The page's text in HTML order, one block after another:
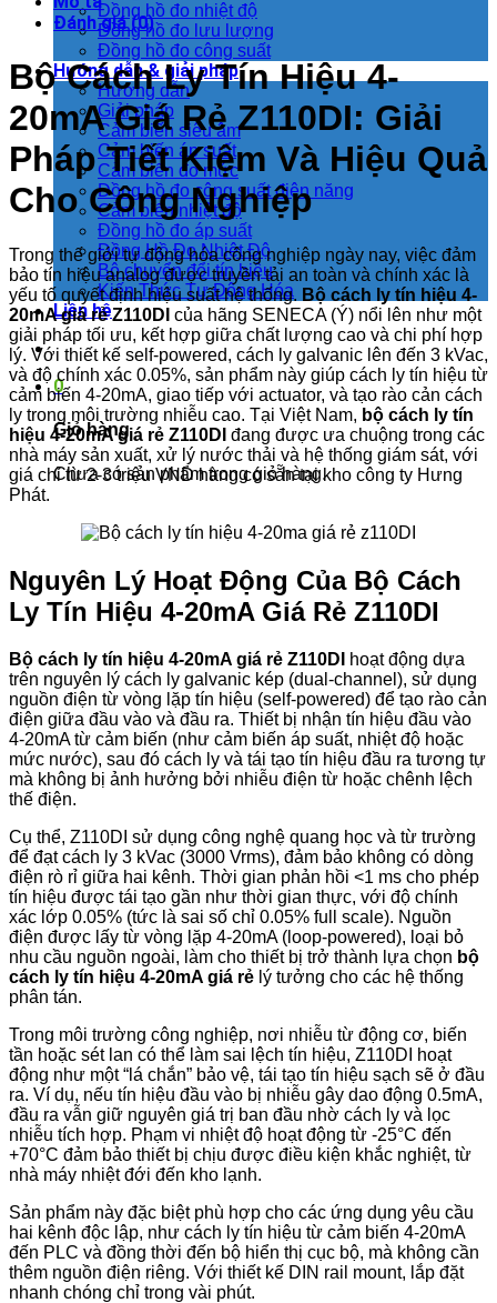
Đồng hồ đo nhiệt độ
Đồng hồ đo lưu lượng
Đồng hồ đo công suất
Hướng dẫn & giải pháp
Hướng dẫn
Giải pháp
Cảm biến siêu âm
Cảm biến áp suất
Cảm biến đo mức
Đồng hồ đo công suất điện năng
Cảm biến nhiệt độ
Đồng hồ đo áp suất
Đồng Hồ Đo Nhiệt Độ
Bộ chuyển đổi tín hiệu
Kiến Thức Tự Động Hóa
Liên hệ
0
Giỏ hàng
Chưa có sản phẩm trong giỏ hàng.
Đánh giá (0)
Bộ Cách Ly Tín Hiệu 4-
20mA Giá Rẻ Z110DI: Giải
Pháp Tiết Kiệm Và Hiệu Quả
Cho Công Nghiệp
Trong thế giới tự động hóa công nghiệp ngày nay, việc đảm
bảo tín hiệu analog được truyền tải an toàn và chính xác là
yếu tố quyết định hiệu suất hệ thống. Bộ cách ly tín hiệu 4-
20mA giá rẻ Z110DI của hãng SENECA (Ý) nổi lên như một
giải pháp tối ưu, kết hợp giữa chất lượng cao và chi phí hợp
lý. Với thiết kế self-powered, cách ly galvanic lên đến 3 kVac,
và độ chính xác 0.05%, sản phẩm này giúp cách ly tín hiệu từ
cảm biến 4-20mA, giao tiếp với actuator, và tạo rào cản cách
ly trong môi trường nhiễu cao. Tại Việt Nam, bộ cách ly tín
hiệu 4-20mA giá rẻ Z110DI đang được ưa chuộng trong các
nhà máy sản xuất, xử lý nước thải và hệ thống giám sát, với
giá chỉ từ 2-3 triệu VND hàng có sẵn tại kho công ty Hưng
Phát.
Nguyên Lý Hoạt Động Của Bộ Cách
Ly Tín Hiệu 4-20mA Giá Rẻ Z110DI
Bộ cách ly tín hiệu 4-20mA giá rẻ Z110DI
hoạt động dựa
trên nguyên lý cách ly galvanic kép (dual-channel), sử dụng
nguồn điện từ vòng lặp tín hiệu (self-powered) để tạo rào cản
điện giữa đầu vào và đầu ra. Thiết bị nhận tín hiệu đầu vào
4-20mA từ cảm biến (như cảm biến áp suất, nhiệt độ hoặc
mức nước), sau đó cách ly và tái tạo tín hiệu đầu ra tương tự
mà không bị ảnh hưởng bởi nhiễu điện từ hoặc chênh lệch
thế điện.
Cụ thể, Z110DI sử dụng công nghệ quang học và từ trường
để đạt cách ly 3 kVac (3000 Vrms), đảm bảo không có dòng
điện rò rỉ giữa hai kênh. Thời gian phản hồi <1 ms cho phép
tín hiệu được tái tạo gần như thời gian thực, với độ chính
xác lớp 0.05% (tức là sai số chỉ 0.05% full scale). Nguồn
điện được lấy từ vòng lặp 4-20mA (loop-powered), loại bỏ
nhu cầu nguồn ngoài, làm cho thiết bị trở thành lựa chọn bộ
cách ly tín hiệu 4-20mA giá rẻ lý tưởng cho các hệ thống
phân tán.
Trong môi trường công nghiệp, nơi nhiễu từ động cơ, biến
tần hoặc sét lan có thể làm sai lệch tín hiệu, Z110DI hoạt
động như một “lá chắn” bảo vệ, tái tạo tín hiệu sạch sẽ ở đầu
ra. Ví dụ, nếu tín hiệu đầu vào bị nhiễu gây dao động 0.5mA,
đầu ra vẫn giữ nguyên giá trị ban đầu nhờ cách ly và lọc
nhiễu tích hợp. Phạm vi nhiệt độ hoạt động từ -25°C đến
+70°C đảm bảo thiết bị chịu được điều kiện khắc nghiệt, từ
nhà máy nhiệt đới đến kho lạnh.
Sản phẩm này đặc biệt phù hợp cho các ứng dụng yêu cầu
hai kênh độc lập, như cách ly tín hiệu từ cảm biến 4-20mA
đến PLC và đồng thời đến bộ hiển thị cục bộ, mà không cần
thêm nguồn điện riêng. Với thiết kế DIN rail mount, lắp đặt
nhanh chóng chỉ trong vài phút.